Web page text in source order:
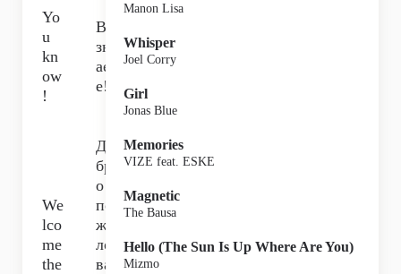
Yo
u
kn
ow
!
Вы
зн
ает
е!
We
lco
me
the
До
бр
о
по
жа
ло
ва
Manon Lisa
Whisper
Joel Corry
Girl
Jonas Blue
Memories
VIZE feat. ESKE
Magnetic
The Bausa
Hello (The Sun Is Up Where Are You)
Mizmo